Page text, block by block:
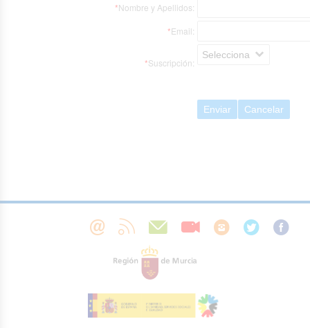
*Nombre y Apellidos:
*Email:
*Suscripción:
Selecciona
Enviar Cancelar